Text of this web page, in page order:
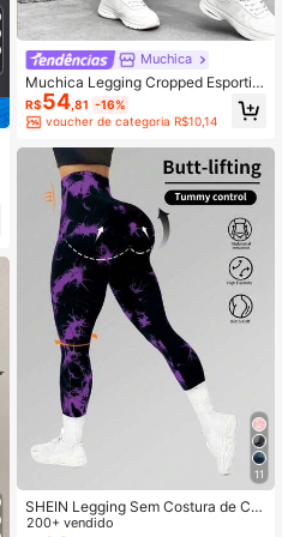
Muchica
Muchica Legging Cropped Esportiv
a Minimalista Fashion com Listras e
Colorblock
R$54 ,81 -16%
voucher de categoria R$10,14
11
SHEIN Legging Sem Costura de Cin
tura Alta Tie-Dye Calça de Ioga par
200+ vendido